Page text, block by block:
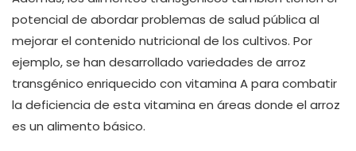
potencial de abordar problemas de salud pública al
mejorar el contenido nutricional de los cultivos. Por
ejemplo, se han desarrollado variedades de arroz
transgénico enriquecido con vitamina A para combatir
la deficiencia de esta vitamina en áreas donde el arroz
es un alimento básico.